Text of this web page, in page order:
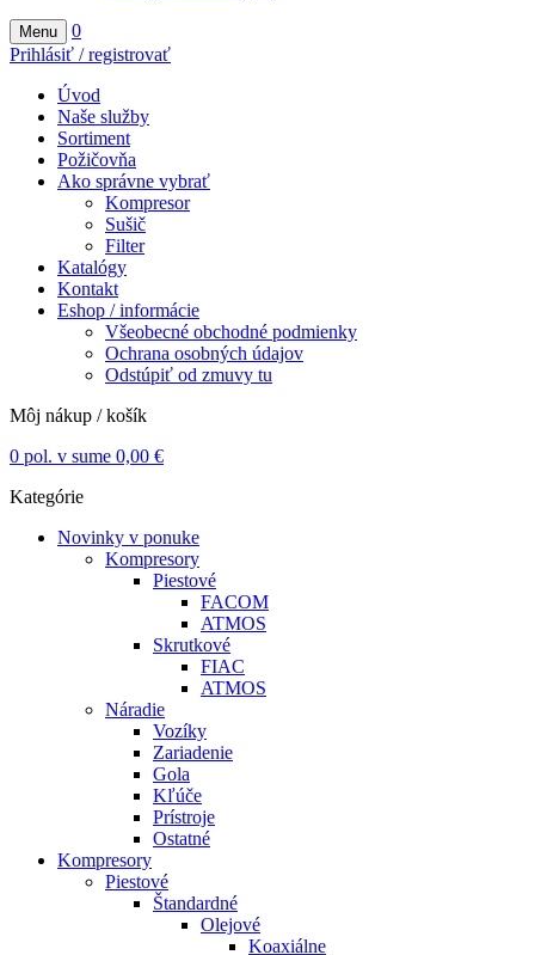
Menu
0
Prihlásiť / registrovať
Úvod
Naše služby
Sortiment
Požičovňa
Ako správne vybrať
Kompresor
Sušič
Filter
Katalógy
Kontakt
Eshop / informácie
Všeobecné obchodné podmienky
Ochrana osobných údajov
Odstúpiť od zmuvy tu
Môj nákup / košík
0 pol. v sume 0,00 €
Kategórie
Novinky v ponuke
Kompresory
Piestové
FACOM
ATMOS
Skrutkové
FIAC
ATMOS
Náradie
Vozíky
Zariadenie
Gola
Kľúče
Prístroje
Ostatné
Kompresory
Piestové
Štandardné
Olejové
Koaxiálne